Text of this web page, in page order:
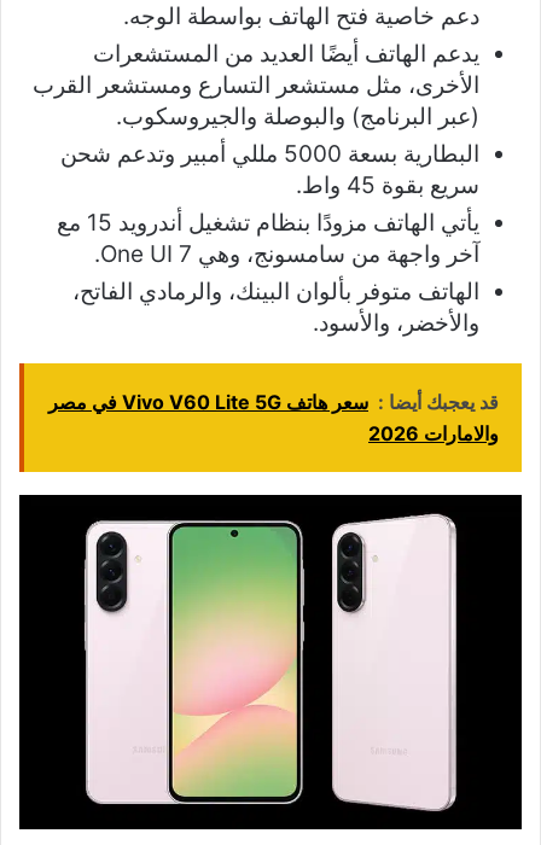
دعم خاصية فتح الهاتف بواسطة الوجه.
يدعم الهاتف أيضًا العديد من المستشعرات
الأخرى، مثل مستشعر التسارع ومستشعر القرب
(عبر البرنامج) والبوصلة والجيروسكوب.
البطارية بسعة 5000 مللي أمبير وتدعم شحن
سريع بقوة 45 واط.
يأتي الهاتف مزودًا بنظام تشغيل أندرويد 15 مع
آخر واجهة من سامسونج، وهي One UI 7.
الهاتف متوفر بألوان البينك، والرمادي الفاتح،
والأخضر، والأسود.
قد يعجبك أيضا :
سعر هاتف Vivo V60 Lite 5G في مصر
والامارات 2026